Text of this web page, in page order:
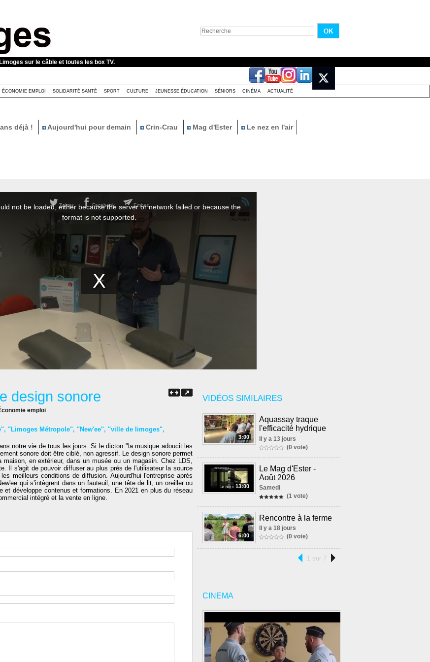
sur le câble et toutes les box TV.
ÉCONOMIE EMPLOI SOLIDARITÉ SANTÉ SPORT CULTURE JEUNESSE ÉDUCATION SÉNIORS CINÉMA ACTUALITÉ
déjà ! Aujourd'hui pour demain Crin-Crau Mag d'Ester Le nez en l'air
VIDÉOS SIMILAIRES
3:00
Aquassay traque
l'efficacité hydrique
Il y a 13 jours
(0 vote)
13:00
Le Mag d'Ester -
Août 2026
Samedi
(1 vote)
6:00
Rencontre à la ferme
Il y a 18 jours
(0 vote)
1 sur 7
CINEMA
design sonore
emploi
, "Limoges Métropole", "New'ee", "ville de limoges",
notre vie de tous les jours. Si le dicton "la musique adoucit les
sonore doit être ciblé, non agressif. Le design sonore permet
en extérieur, dans un musée ou un magasin. Chez LDS,
Il s'agit de pouvoir diffuser au plus prés de l'utilisateur la source
meilleurs conditions de diffusion. Aujourd'hui l'entreprise après
qui s’intègrent dans un fauteuil, une tête de lit, un oreiller ou
et développe contenus et formations. En 2021 en plus du réseau
intégré et la vente en ligne.